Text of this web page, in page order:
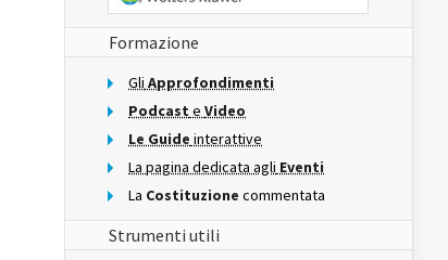
Formazione
Gli Approfondimenti
Podcast e Video
Le Guide interattive
La pagina dedicata agli Eventi
La Costituzione commentata
Strumenti utili